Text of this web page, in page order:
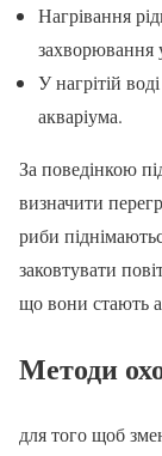
Нагрівання
захворювання
У нагрітій
акваріума.
За поведінкою
визначити
риби
заковтувати
що вони стають
Методи
для того щоб